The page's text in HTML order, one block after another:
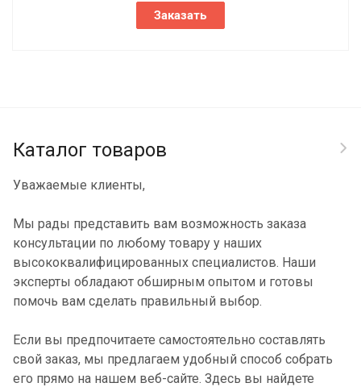
Заказать
Каталог товаров
Уважаемые клиенты,
Мы рады представить вам возможность заказа
консультации по любому товару у наших
высококвалифицированных специалистов. Наши
эксперты обладают обширным опытом и готовы
помочь вам сделать правильный выбор.
Если вы предпочитаете самостоятельно составлять
свой заказ, мы предлагаем удобный способ собрать
его прямо на нашем веб-сайте. Здесь вы найдете